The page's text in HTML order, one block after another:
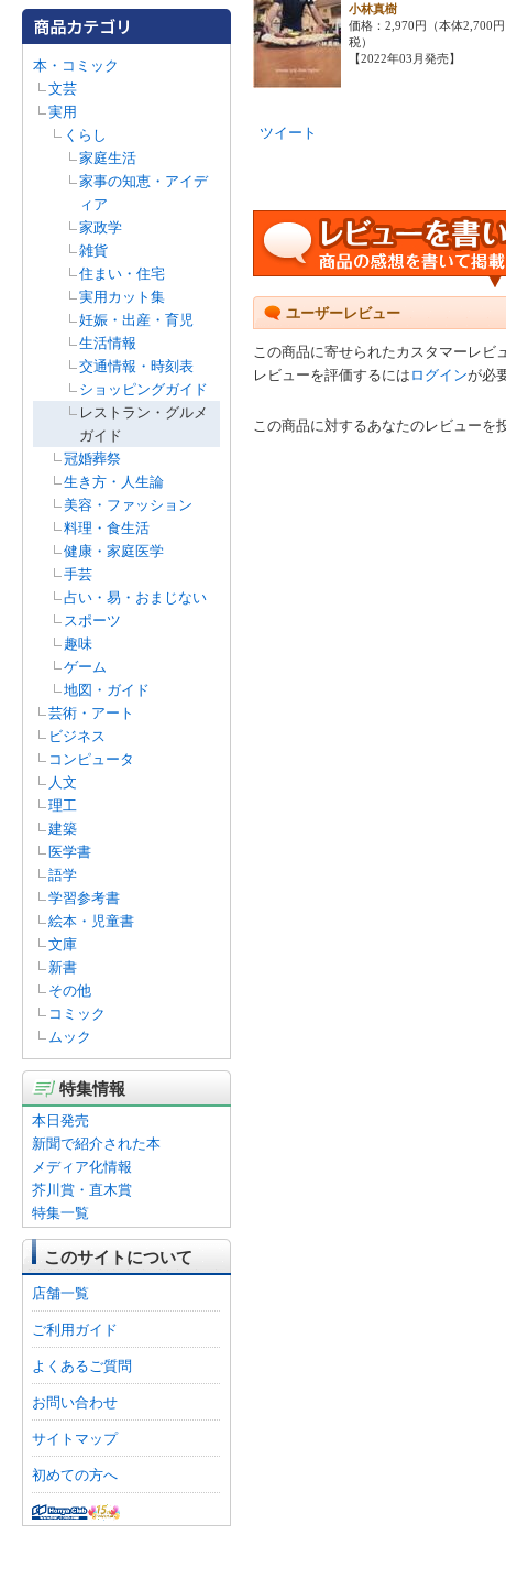
本・コミック
文芸
実用
くらし
家庭生活
家事の知恵・アイデ
ィア
家政学
雑貨
住まい・住宅
実用カット集
妊娠・出産・育児
生活情報
交通情報・時刻表
ショッピングガイド
レストラン・グルメ
ガイド
冠婚葬祭
生き方・人生論
美容・ファッション
料理・食生活
健康・家庭医学
手芸
占い・易・おまじない
スポーツ
趣味
ゲーム
地図・ガイド
芸術・アート
ビジネス
コンピュータ
人文
理工
建築
医学書
語学
学習参考書
絵本・児童書
文庫
新書
その他
コミック
ムック
特集情報
本日発売
新聞で紹介された本
メディア化情報
芥川賞・直木賞
特集一覧
このサイトについて
店舗一覧
ご利用ガイド
よくあるご質問
お問い合わせ
サイトマップ
初めての方へ
小林真樹
価格：2,970円（本体2,700円
税）
【2022年03月発売】
ツイート
ユーザーレビュー
この商品に寄せられたカスタマーレビ
レビューを評価するには ログインが必
この商品に対するあなたのレビューを